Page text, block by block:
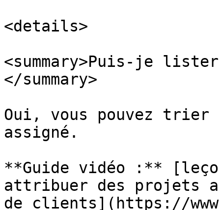
<details>
<summary>Puis-je
</summary>
Oui, vous pouvez
assigné.
**Guide vidéo :**
attribuer des projets
de clients](https://